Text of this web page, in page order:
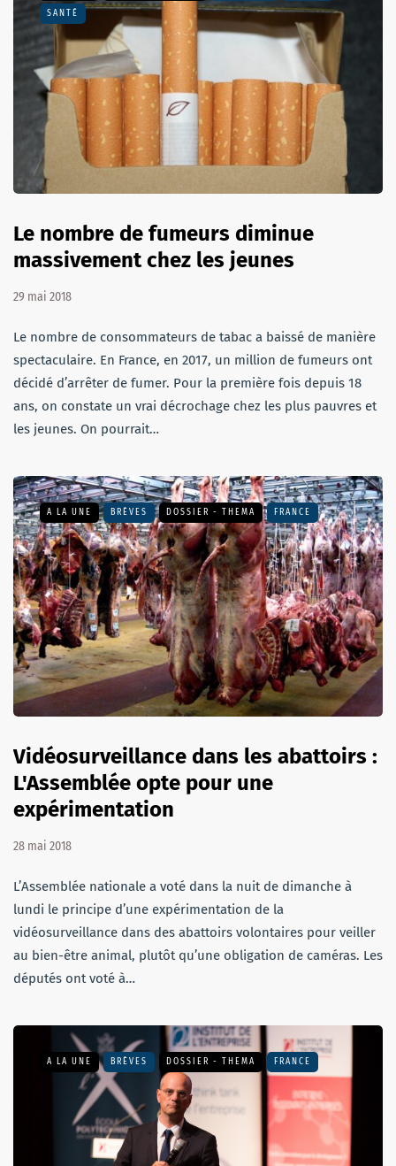
SANTÉ
Le nombre de fumeurs diminue
massivement chez les jeunes
29 mai 2018
Le nombre de consommateurs de tabac a baissé de manière
spectaculaire. En France, en 2017, un million de fumeurs ont
décidé d’arrêter de fumer. Pour la première fois depuis 18
ans, on constate un vrai décrochage chez les plus pauvres et
les jeunes. On pourrait…
A LA UNE BRÈVES DOSSIER - THEMA FRANCE
Vidéosurveillance dans les abattoirs :
L'Assemblée opte pour une
expérimentation
28 mai 2018
L’Assemblée nationale a voté dans la nuit de dimanche à
lundi le principe d’une expérimentation de la
vidéosurveillance dans des abattoirs volontaires pour veiller
au bien-être animal, plutôt qu’une obligation de caméras. Les
députés ont voté à…
A LA UNE BRÈVES DOSSIER - THEMA FRANCE